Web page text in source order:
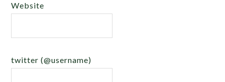
Website
twitter (@username)